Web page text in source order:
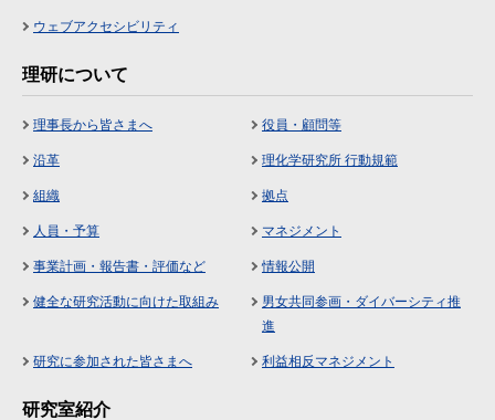
ウェブアクセシビリティ
理研について
理事長から皆さまへ 役員・顧問等
沿革 理化学研究所 行動規範
組織 拠点
人員・予算 マネジメント
事業計画・報告書・評価など 情報公開
健全な研究活動に向けた取組み
男女共同参画・ダイバーシティ推
進
研究に参加された皆さまへ 利益相反マネジメント
研究室紹介